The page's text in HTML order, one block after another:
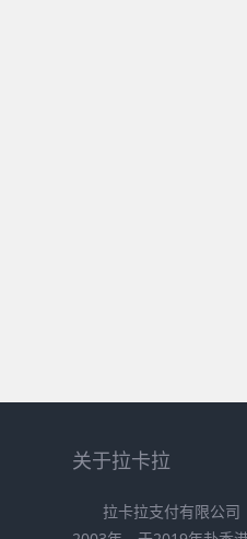
关于拉卡拉
拉卡拉支付有限公司